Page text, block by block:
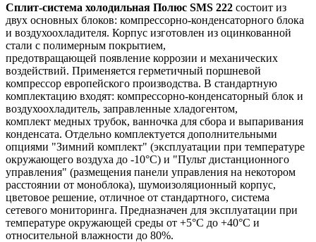
Сплит-система холодильная Полюс SMS 222 состоит из
двух основных блоков: компрессорно-конденсаторного блока
и воздухоохладителя. Корпус изготовлен из оцинкованной
стали с полимерным покрытием,
предотвращающей появление коррозии и механических
воздействий. Применяется герметичный поршневой
компрессор европейского производства. В стандартную
комплектацию входят: компрессорно-конденсаторный блок и
воздухоохладитель, заправленные хладогентом,
комплект медных трубок, ванночка для сбора и выпаривания
конденсата. Отдельно комплектуется дополнительными
опциями "Зимний комплект" (эксплуатации при температуре
окружающего воздуха до -10°С) и "Пульт дистанционного
управления" (размещения панели управления на некотором
расстоянии от моноблока), шумоизоляционный корпус,
цветовое решение, отличное от стандартного, система
сетевого мониторинга. Предназначен для эксплуатации при
температуре окружающей среды от +5°С до +40°С и
относительной влажности до 80%.